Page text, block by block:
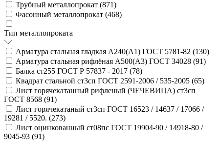
Трубный металлопрокат (871)
Фасонный металлопрокат (468)
Тип металлопроката
Арматура стальная гладкая А240(А1) ГОСТ 5781-82 (130)
Арматура стальная рифлёная А500(А3) ГОСТ 34028 (91)
Балка ст255 ГОСТ Р 57837 - 2017 (78)
Квадрат стальной ст3сп ГОСТ 2591-2006 / 535-2005 (65)
Лист горячекатанный рифленый (ЧЕЧЕВИЦА) ст3сп
ГОСТ 8568 (91)
Лист горячекатаный ст3сп ГОСТ 16523 / 14637 / 17066 /
19281 / 5520. (273)
Лист оцинкованный ст08пс ГОСТ 19904-90 / 14918-80 /
9045-93 (91)